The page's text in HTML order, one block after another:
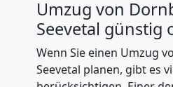
Umzug von
Seevetal günstig
Wenn Sie einen Umzug
Seevetal planen, gibt es